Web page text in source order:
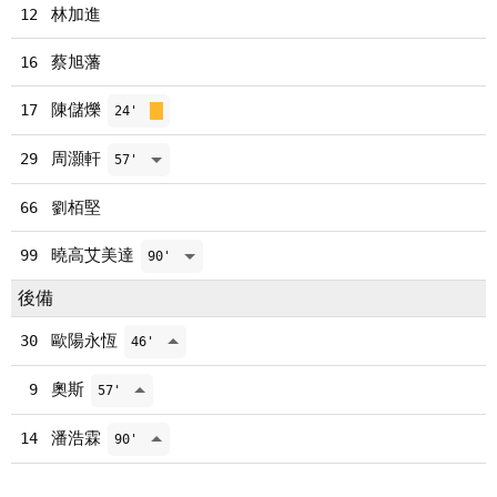
12 林加進
16 蔡旭藩
17 陳儲爍 24'
29 周灝軒 57'
66 劉栢堅
99 曉高艾美達 90'
後備
30 歐陽永恆 46'
9 奧斯 57'
14 潘浩霖 90'